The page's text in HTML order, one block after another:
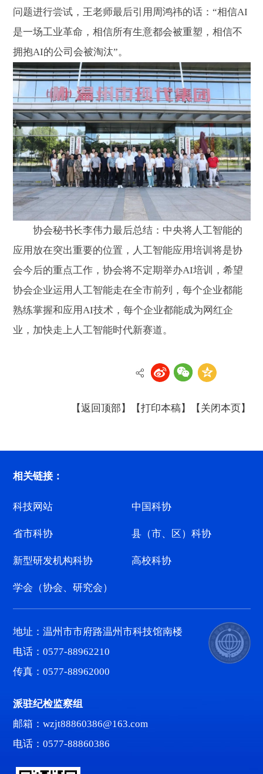
问题进行尝试，王老师最后引用周鸿祎的话：“相信AI
是一场工业革命，相信所有生意都会被重塑，相信不
拥抱AI的公司会被淘汰”。
协会秘书长李伟力最后总结：中央将人工智能的
应用放在突出重要的位置，人工智能应用培训将是协
会今后的重点工作，协会将不定期举办AI培训，希望
协会企业运用人工智能走在全市前列，每个企业都能
熟练掌握和应用AI技术，每个企业都能成为网红企
业，加快走上人工智能时代新赛道。‍
【返回顶部】 【打印本稿】 【关闭本页】
相关链接：
科技网站 中国科协
省市科协 县（市、区）科协
新型研发机构科协 高校科协
学会（协会、研究会）
地址：温州市市府路温州市科技馆南楼
电话：0577-88962210
传真：0577-88962000
派驻纪检监察组
邮箱：wzjt88860386@163.com
电话：0577-88860386